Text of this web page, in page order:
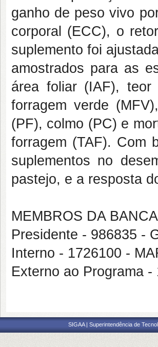
ganho de peso vivo
corporal (ECC), o
suplemento foi
amostrados para as
área foliar (IAF),
forragem verde
(PF), colmo (PC) e
forragem (TAF). Com
suplementos no
pastejo, e a resposta
MEMBROS DA
Presidente - 986835 -
Interno - 1726100 -
Externo ao Programa
SIGAA | Superintendência de